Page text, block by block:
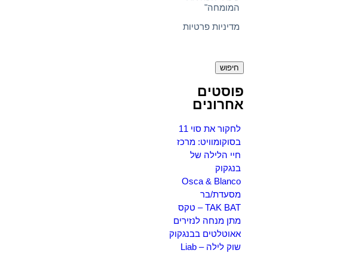
המומחה"
מדיניות פרטיות
פוסטים
אחרונים
לחקור את סוי 11
בסוקומוויט: מרכז
חיי הלילה של
בנגקוק
Osca & Blanco
מסעדת/בר
TAK BAT – טקס
מתן מנחה לנזירים
אאוטלטים בבנגקוק
שוק לילה – Liab